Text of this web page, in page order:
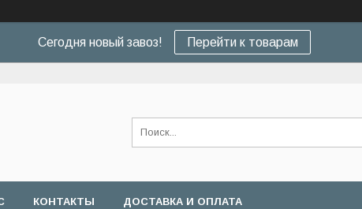
Сегодня новый завоз! Перейти к товарам
КОНТАКТЫ ДОСТАВКА И ОПЛАТА